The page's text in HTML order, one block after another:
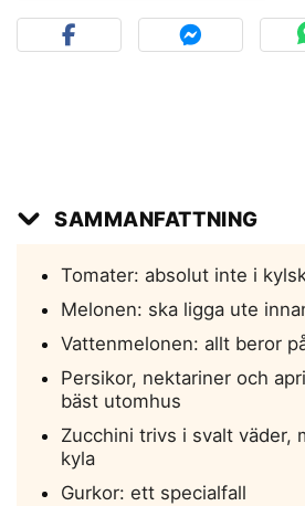
SAMMANFATTNING
Tomater: absolut inte i
Melonen: ska ligga ute
Vattenmelonen: allt beror
Persikor, nektariner och
bäst utomhus
Zucchini trivs i svalt väder,
kyla
Gurkor: ett specialfall